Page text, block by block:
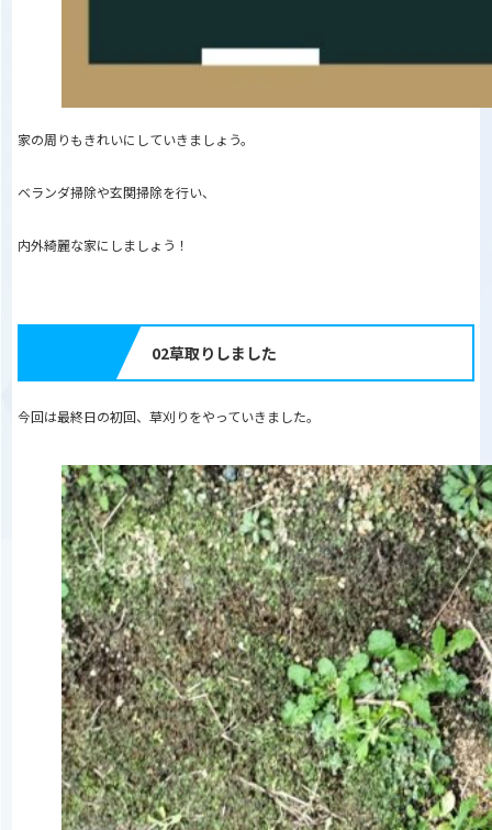
家の周りもきれいにしていきましょう。
ベランダ掃除や玄関掃除を行い、
内外綺麗な家にしましょう！
02草取りしました
今回は最終日の初回、草刈りをやっていきました。